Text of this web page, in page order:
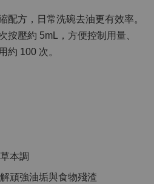
配方，日常洗碗去油更有效率。
按壓約 5mL，方便控制用量、
約 100 次。
本調
頑強油垢與食物殘渣